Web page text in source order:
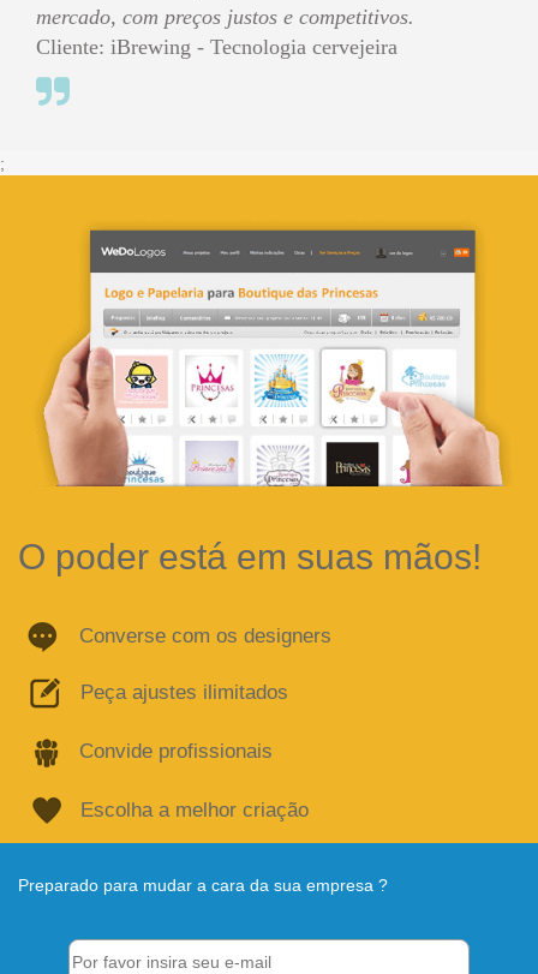
mercado, com preços justos e competitivos.
Cliente: iBrewing - Tecnologia cervejeira
;
O poder está em suas mãos!
Converse com os designers
Peça ajustes ilimitados
Convide profissionais
Escolha a melhor criação
Preparado para mudar a cara da sua empresa ?